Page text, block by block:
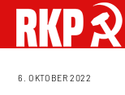
6. OKTOBER 2022